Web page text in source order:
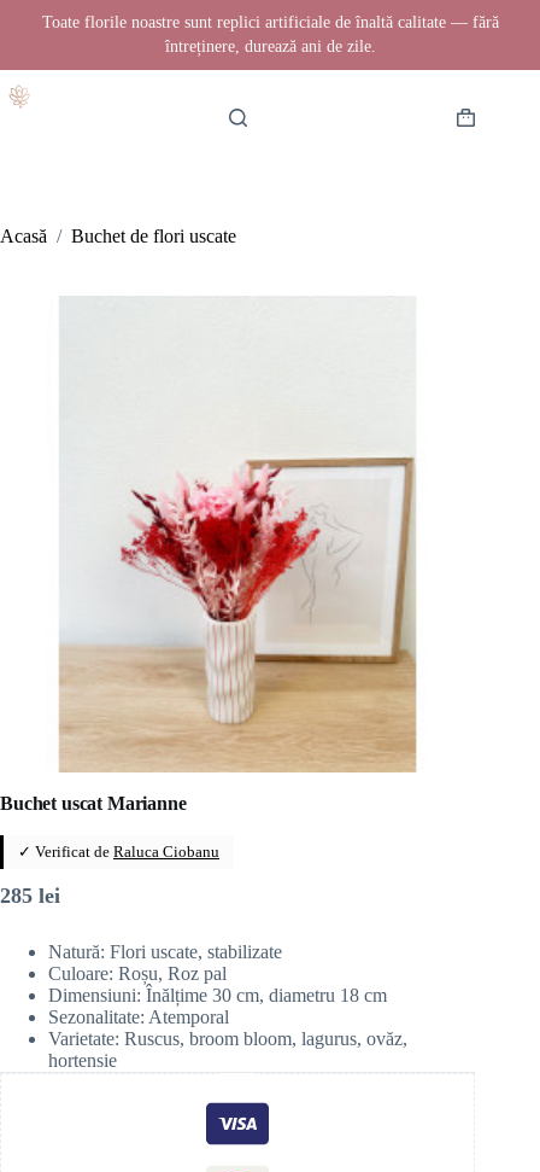
Toate florile noastre sunt replici artificiale de înaltă calitate — fără
întreținere, durează ani de zile.
la
Coș
Acasă / Buchet de flori uscate
Buchet uscat Marianne
✓ Verificat de Raluca Ciobanu
285 lei
Natură: Flori uscate, stabilizate
Culoare: Roșu, Roz pal
Dimensiuni: Înălțime 30 cm, diametru 18 cm
Sezonalitate: Atemporal
Varietate: Ruscus, broom bloom, lagurus, ovăz,
hortensie